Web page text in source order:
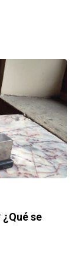
se